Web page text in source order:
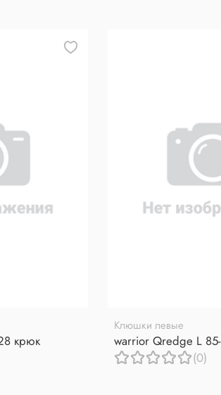
крюк
Клюшки левые
warrior Qredge L
(0)